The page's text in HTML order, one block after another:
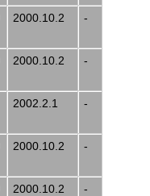
2000.10.2 -
2000.10.2 -
2002.2.1 -
2000.10.2 -
2000.10.2 -